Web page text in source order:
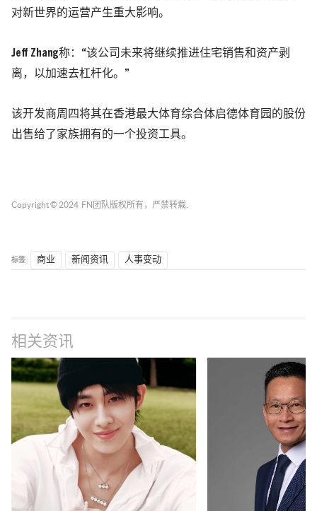
对新世界的运营产生重大影响。
Jeff Zhang称：“该公司未来将继续推进住宅销售和资产剥
离，以加速去杠杆化。”
该开发商周四将其在香港最大体育综合体启德体育园的股份
出售给了家族拥有的一个投资工具。
Copyright © 2024 FN团队 版权所有，严禁转载.
标签 : 商业 新闻资讯 人事变动
相关资讯